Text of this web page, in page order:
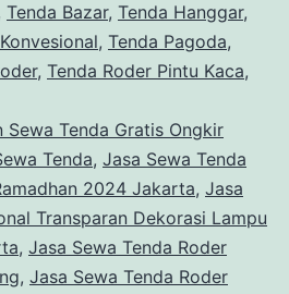
Tenda Bazar, Tenda Hanggar,
, Tenda Pagoda,
, Tenda Roder Pintu Kaca,
Sewa Tenda Gratis Ongkir
Tenda, Jasa Sewa Tenda
2024 Jakarta, Jasa
Transparan Dekorasi Lampu
, Jasa Sewa Tenda Roder
, Jasa Sewa Tenda Roder